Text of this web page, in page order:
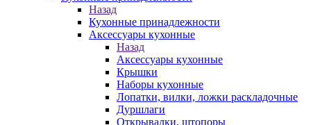
Назад
Кухонные принадлежности
Аксессуары кухонные
Назад
Аксессуары кухонные
Крышки
Наборы кухонные
Лопатки, вилки, ложки раскладочные
Дуршлаги
Открывалки, штопоры